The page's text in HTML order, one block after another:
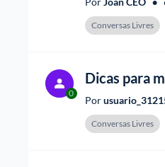
Conversas Livres
0
Dicas para
Por
Conversas Livres